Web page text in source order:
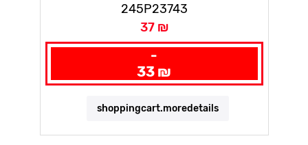
245P23743
37 ₪
-
33 ₪
shoppingcart.moredetails